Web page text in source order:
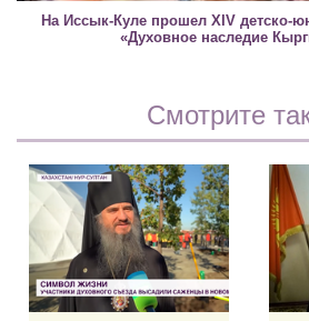
На Иссык-Куле прошел XIV детско-
«Духовное наследие
Смотрите